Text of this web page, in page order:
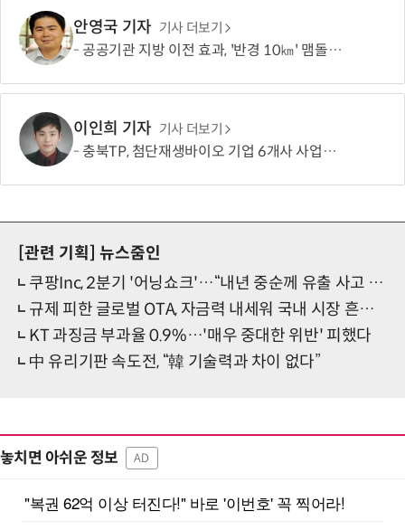
안영국 기자 기사 더보기
공공기관 지방 이전 효과, '반경 10㎞' 맴돌았다
이인희 기자 기사 더보기
충북TP, 첨단재생바이오 기업 6개사 사업화 본격 지원
[관련 기획] 뉴스줌인
쿠팡Inc, 2분기 '어닝쇼크'…“내년 중순께 유출 사고 전 수준 회복”
규제 피한 글로벌 OTA, 자금력 내세워 국내 시장 흔든다
KT 과징금 부과율 0.9%…'매우 중대한 위반' 피했다
中 유리기판 속도전, “韓 기술력과 차이 없다”
놓치면 아쉬운 정보 AD